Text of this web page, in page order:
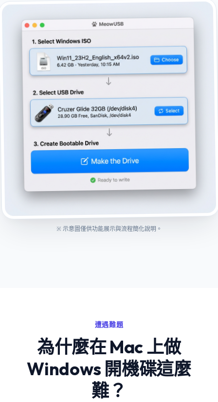
※ 示意圖僅供功能展示與流程簡化說明。
遭遇難題
為什麼在 Mac 上做
Windows 開機碟這麼
難？